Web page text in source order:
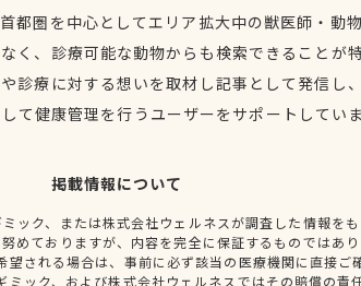
都圏を中心としてエリア拡大中の獣医師・動
く、診療可能な動物からも検索できることが
診療に対する想いを取材し記事として発信し
て健康管理を行うユーザーをサポートしてい
掲載情報について
ック、または株式会社ウェルネスが調査した情報を
めておりますが、内容を完全に保証するものではあ
望される場合は、事前に必ず該当の医療機関に直接ご
ック、および株式会社ウェルネスではその賠償の責